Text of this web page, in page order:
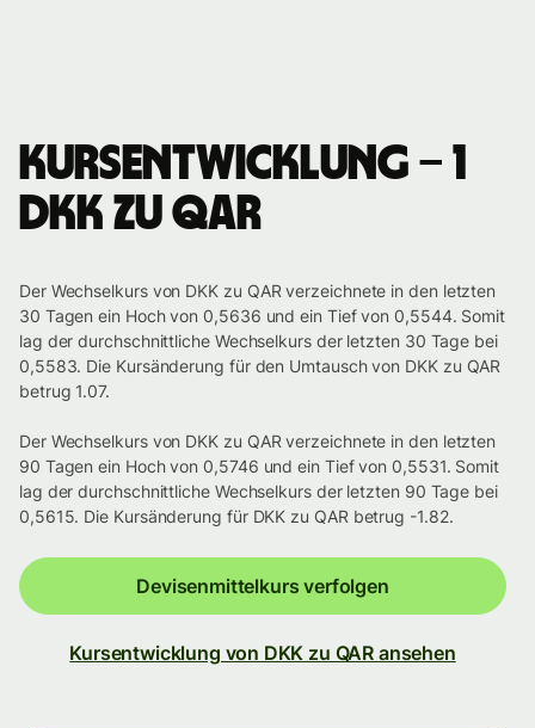
Kursentwicklung – 1
DKK zu QAR
Der Wechselkurs von DKK zu QAR verzeichnete in den letzten
30 Tagen ein Hoch von 0,5636 und ein Tief von 0,5544. Somit
lag der durchschnittliche Wechselkurs der letzten 30 Tage bei
0,5583. Die Kursänderung für den Umtausch von DKK zu QAR
betrug 1.07.
Der Wechselkurs von DKK zu QAR verzeichnete in den letzten
90 Tagen ein Hoch von 0,5746 und ein Tief von 0,5531. Somit
lag der durchschnittliche Wechselkurs der letzten 90 Tage bei
0,5615. Die Kursänderung für DKK zu QAR betrug -1.82.
Devisenmittelkurs verfolgen
Kursentwicklung von DKK zu QAR ansehen